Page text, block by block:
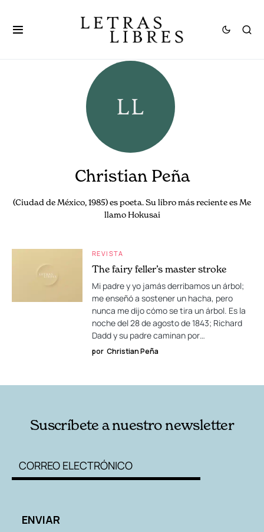
Christian Peña
(Ciudad de México, 1985) es poeta. Su libro más reciente es Me
llamo Hokusai
REVISTA
The fairy feller’s master stroke
Mi padre y yo jamás derribamos un árbol;
me enseñó a sostener un hacha, pero
nunca me dijo cómo se tira un árbol. Es la
noche del 28 de agosto de 1843; Richard
Dadd y su padre caminan por…
por Christian Peña
Suscríbete a nuestro newsletter